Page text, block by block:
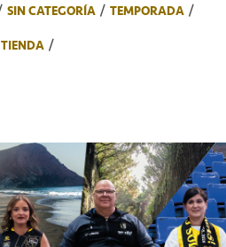
SIN CATEGORÍA
TEMPORADA
TIENDA